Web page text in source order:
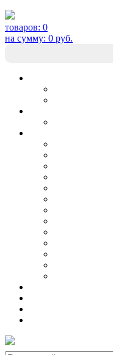
товаров: 0
на сумму: 0 руб.